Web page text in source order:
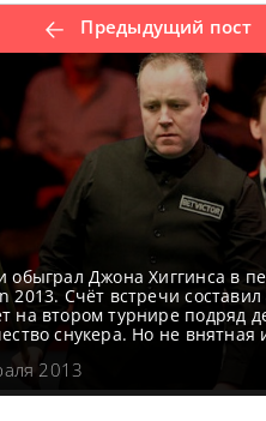
Предыдущий пост
обыграл Джона Хиггинса в
2013. Счёт встречи составил
на втором турнире подряд
снукера. Но не внятная
нисколько не
провёл один из лучших
и результат матча
2013